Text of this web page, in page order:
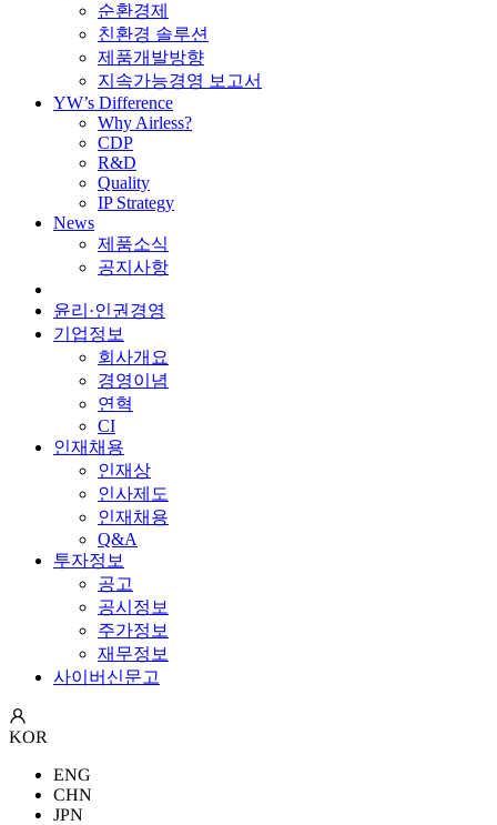
순환경제
친환경 솔루션
제품개발방향
지속가능경영 보고서
YW’s Difference
Why Airless?
CDP
R&D
Quality
IP Strategy
News
제품소식
공지사항
윤리·인권경영
기업정보
회사개요
경영이념
연혁
CI
인재채용
인재상
인사제도
인재채용
Q&A
투자정보
공고
공시정보
주가정보
재무정보
사이버신문고
KOR
ENG
CHN
JPN